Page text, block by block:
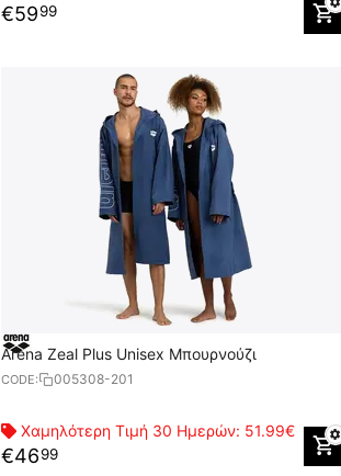
€5999
Arena Zeal Plus Unisex Μπουρνούζι
CODE: 005308-201
Χαμηλότερη Τιμή 30 Ημερών: 51.99€
€4699